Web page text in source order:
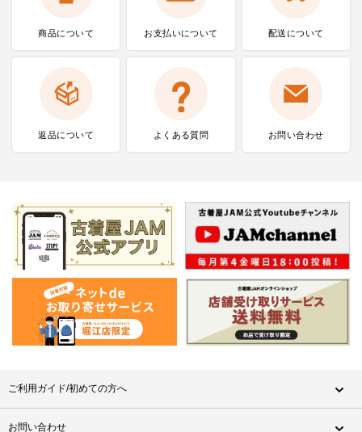
商品について お支払いについて 配送について
返品について よくある質問 お問い合わせ
ご利用ガイド/初めての方へ
お問い合わせ